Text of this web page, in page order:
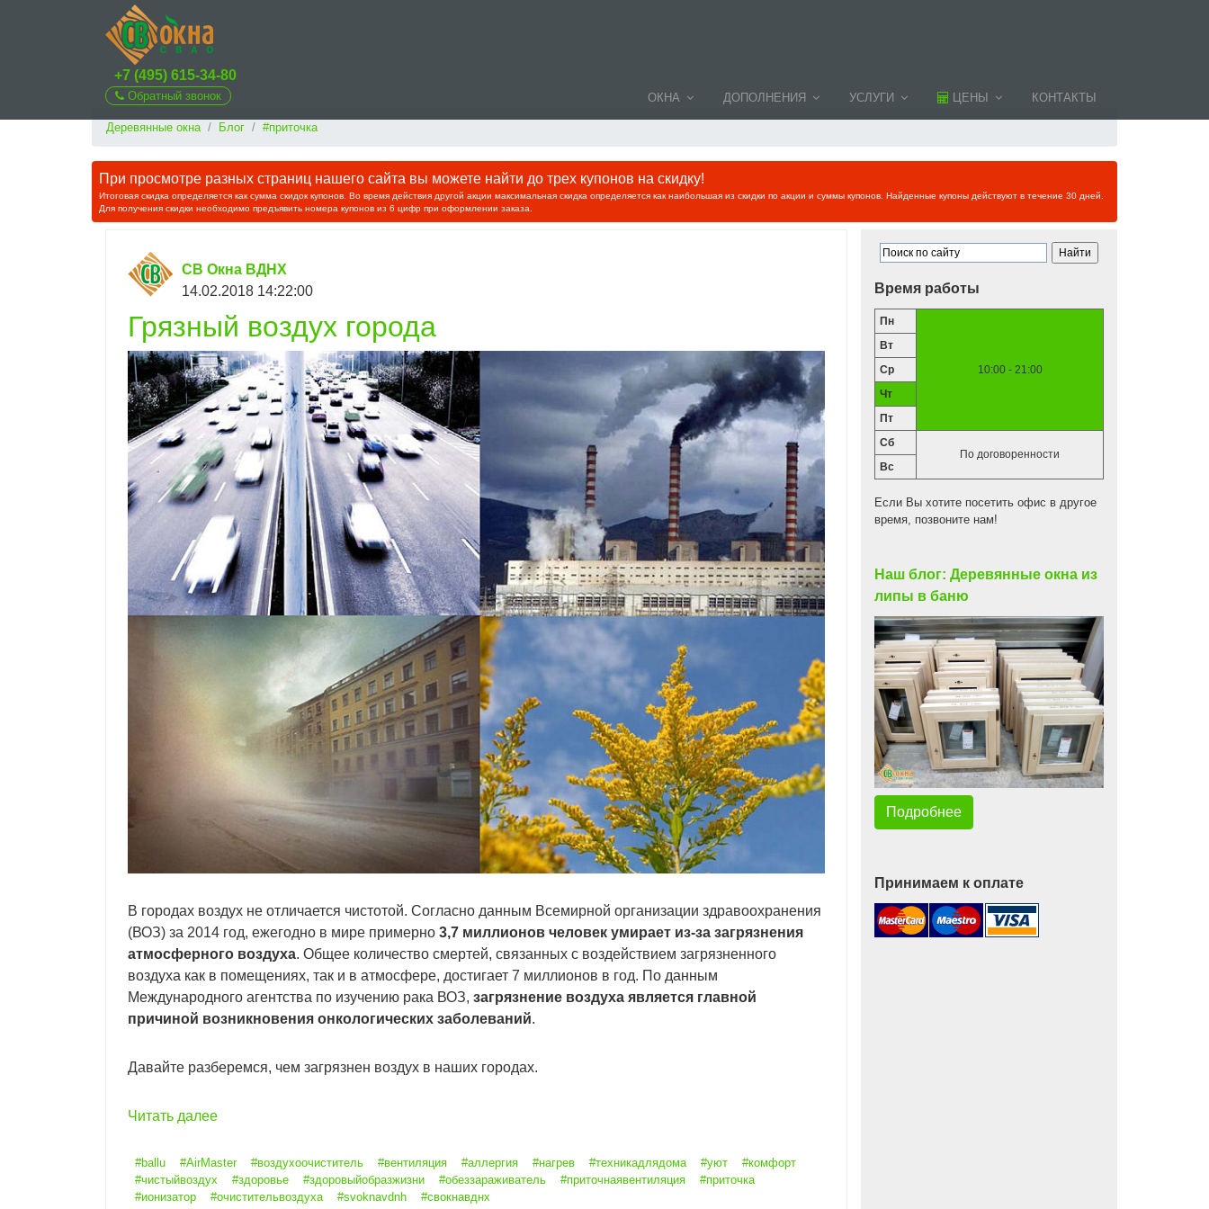
+7 (495) 615-34-80
Обратный звонок ОКНА ДОПОЛНЕНИЯ УСЛУГИ ЦЕНЫ КОНТАКТЫ
Деревянные окна Блог #приточка
При просмотре разных страниц нашего сайта вы можете найти до трех купонов на скидку!
Итоговая скидка определяется как сумма скидок купонов. Во время действия другой акции максимальная скидка определяется как наибольшая из скидки по акции и суммы купонов. Найденные купоны действуют в течение 30 дней.
Для получения скидки необходимо предъявить номера купонов из 6 цифр при оформлении заказа.
СВ Окна ВДНХ
14.02.2018 14:22:00
Грязный воздух города
В городах воздух не отличается чистотой. Согласно данным Всемирной организации здравоохранения
(ВОЗ) за 2014 год, ежегодно в мире примерно 3,7 миллионов человек умирает из-за загрязнения
атмосферного воздуха. Общее количество смертей, связанных с воздействием загрязненного
воздуха как в помещениях, так и в атмосфере, достигает 7 миллионов в год. По данным
Международного агентства по изучению рака ВОЗ, загрязнение воздуха является главной
причиной возникновения онкологических заболеваний.
Давайте разберемся, чем загрязнен воздух в наших городах.
Читать далее
#ballu #AirMaster #воздухоочиститель #вентиляция #аллергия #нагрев #техникадлядома #уют
#комфорт
#чистыйвоздух
#здоровье #здоровыйобразжизни #обеззараживатель #приточнаявентиляция
#приточка
#ионизатор
#очистительвоздуха #svoknavdnh #свокнавднх
Время работы
Пн
10:00 - 21:00
Вт
Ср
Чт
Пт
Сб
По договоренности
Вс
Если Вы хотите посетить офис в другое
время, позвоните нам!
Наш блог: Деревянные окна из
липы в баню
Подробнее
Принимаем к оплате